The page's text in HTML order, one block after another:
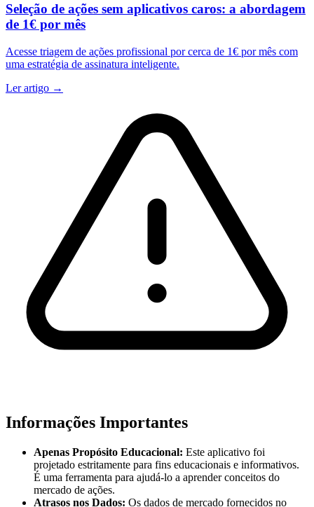
Seleção de ações sem aplicativos caros: a abordagem
de 1€ por mês
Acesse triagem de ações profissional por cerca de 1€ por mês com
uma estratégia de assinatura inteligente.
Ler artigo →
Informações Importantes
Apenas Propósito Educacional: Este aplicativo foi
projetado estritamente para fins educacionais e informativos.
É uma ferramenta para ajudá-lo a aprender conceitos do
mercado de ações.
Atrasos nos Dados: Os dados de mercado fornecidos no